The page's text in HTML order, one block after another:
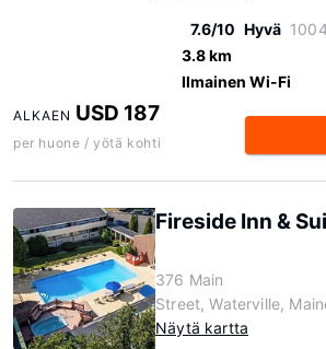
7.6/10 Hyvä
3.8 km
Ilmainen Wi-Fi
ALKAEN USD 187
per huone / yötä kohti
Fireside Inn &
376 Main
Street, Waterville,
Näytä kartta